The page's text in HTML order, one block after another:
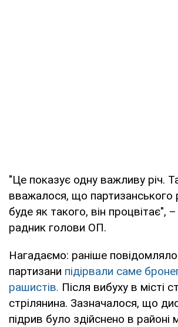
"Це показує одну важливу річ.
вважалося, що партизанського
буде як такого, він процвітає",
радник голови ОП.
Нагадаємо: раніше
партизани підірвали саме
рашистів. Після вибуху в місті
стрілянина. Зазначалося, що
підрив було здійснено в районі